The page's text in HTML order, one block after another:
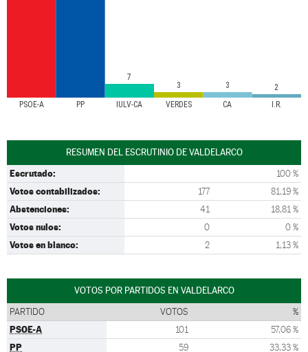
PSOE-A PP IULV-CA VERDES CA I.R.
7
3
3 2
RESUMEN DEL ESCRUTINIO DE VALDELARCO
Escrutado: 100 %
Votos contabilizados: 177 81,19 %
Abstenciones: 41 18,81 %
Votos nulos: 0 0 %
Votos en blanco: 2 1,13 %
VOTOS POR PARTIDOS EN VALDELARCO
PARTIDO VOTOS %
PSOE-A 101 57,06 %
PP 59 33,33 %